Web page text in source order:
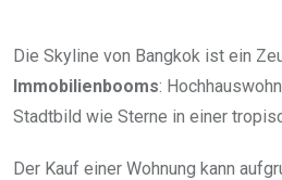
Die Skyline von Bangkok ist ein
Immobilienbooms:
Stadtbild wie Sterne in einer
Der Kauf einer Wohnung kann